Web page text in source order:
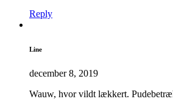
Reply
Line
december 8, 2019
Wauw, hvor vildt lækkert.